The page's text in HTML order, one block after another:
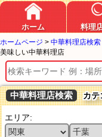
ホーム 料理
ホームページ > 中華料理店検索
美味しい中華料理店
中華料理店検索 カテ
エリア: